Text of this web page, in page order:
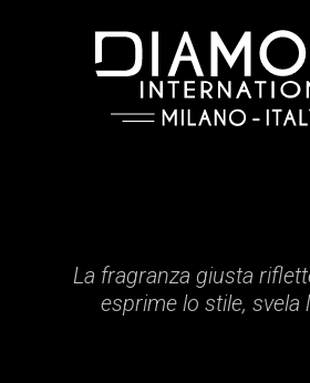
La fragranza giusta
esprime lo stile, svela